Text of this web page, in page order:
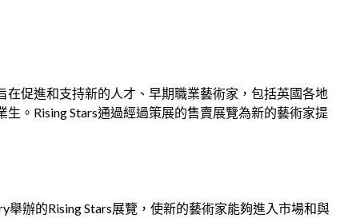
在促進和支持新的人才、早期職業藝術家，包括英國各地
。Rising Stars通過經過策展的售賣展覽為新的藝術家提
舉辦的Rising Stars展覽，使新的藝術家能夠進入市場和與